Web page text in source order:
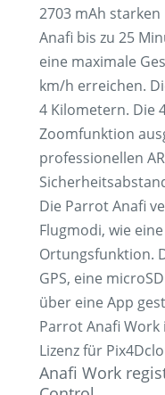
2703 mAh
Anafi bis zu 25
eine maximale
km/h erreichen.
4 Kilometern. Die
Zoomfunktion
professionellen
Die Parrot Anafi
Flugmodi, wie
Ortungsfunktion.
GPS, eine
über eine App
Parrot Anafi Work
Lizenz für
Anafi Work